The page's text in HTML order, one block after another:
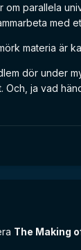
om parallela
med
materia är
dör under
ja vad
The Making